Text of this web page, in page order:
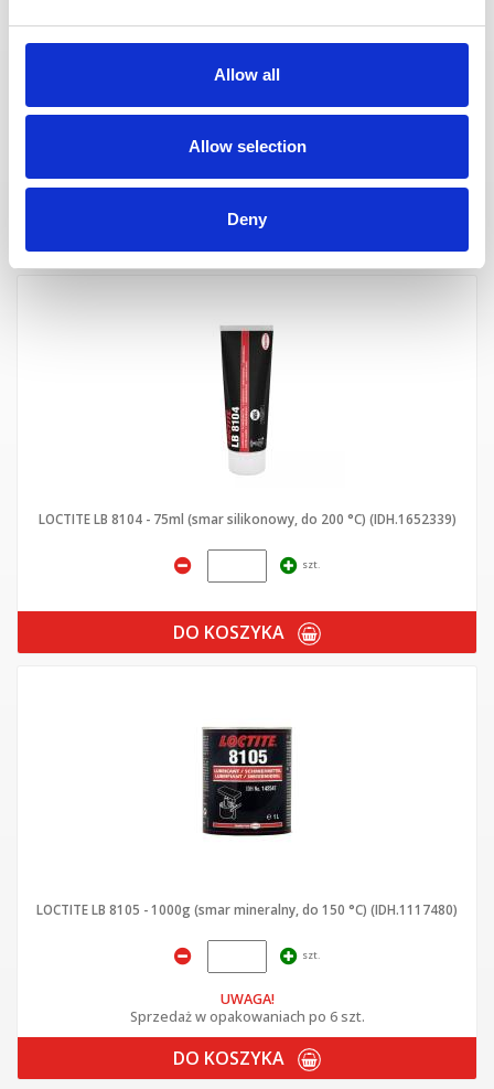
Allow all
Allow selection
Deny
LOCTITE LB 8104 - 75ml (smar silikonowy, do 200 °C) (IDH.1652339)
szt.
DO KOSZYKA
LOCTITE LB 8105 - 1000g (smar mineralny, do 150 °C) (IDH.1117480)
szt.
UWAGA!
Sprzedaż w opakowaniach po 6 szt.
DO KOSZYKA